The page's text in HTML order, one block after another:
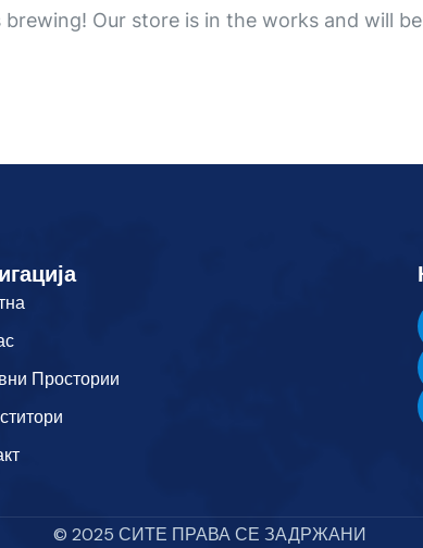
brewing! Our store is in the works and will
Простории
© 2025 СИТЕ ПРАВА СЕ ЗАДРЖАНИ